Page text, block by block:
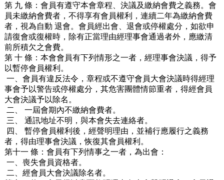
第 九 條：會員有遵守本會章程、決議及繳納會費之義務。會
員未繳納會費者，不得享有會員權利，連續二年為繳納會費
者，視為自動 退會。會員經出會、退會或停權處分，如欲申
請復會或復權時，除有正當理由經理事會通過者外，應繳清
前所積欠之會費。
第 十 條：本會會員有下列情形之一者，經理事會決議，得予
以暫停會員權利。
一、會員有違反法令，章程或不遵守會員大會決議時得經理
事會予以警告或停權處分，其危害團體情節重者，得經會員
大會決議予以除名。
二、 一屆會期內不繳納會費者。
三、 通訊地址不明，與本會失去連絡者。
四、 暫停會員權利後，經聲明理由，並補行應履行之義務
者，得由理事會決議，恢復其會員權利。
第十一 條：會員有下列情事之一者，為出會：
一、喪失會員資格者。
二、經會員大會決議除名者。